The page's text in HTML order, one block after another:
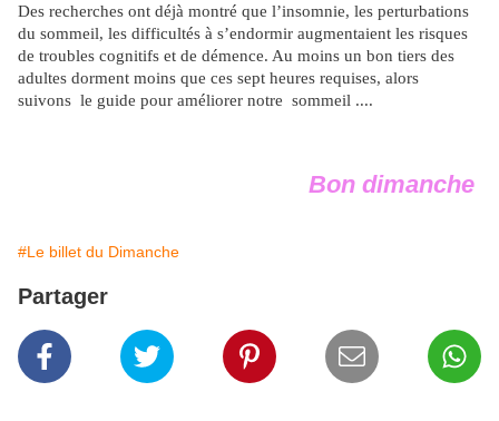
Des recherches ont déjà montré que l’insomnie, les perturbations
du sommeil, les difficultés à s’endormir augmentaient les risques
de troubles cognitifs et de démence. Au moins un bon tiers des
adultes dorment moins que ces sept heures requises, alors
suivons le guide pour améliorer notre sommeil ....
Bon dimanche
#Le billet du Dimanche
Partager